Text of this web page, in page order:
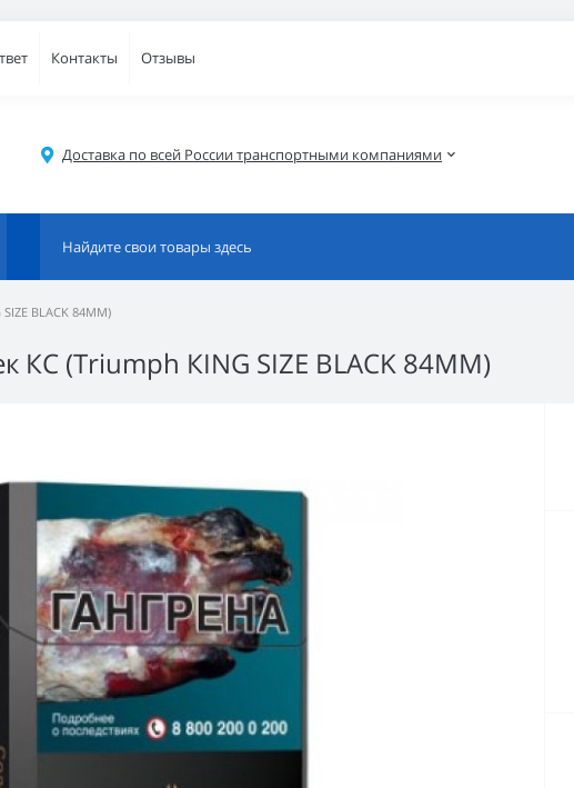
Контакты Отзывы
Доставка по всей России транспортными компаниями
BLACK 84MM)
КС (Triumph КING SIZE BLACK 84MM)